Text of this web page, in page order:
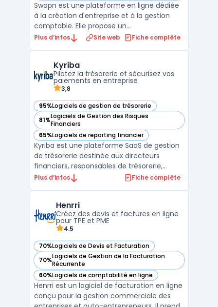
Swapn est une plateforme en ligne dédiée
à la création d'entreprise et à la gestion
comptable. Elle propose un
accompagnement personnalisé pour les
société. Swapn se distingue par des tarifs
attractifs, offrant la cré ...
Plus d’infos Site web Fiche complète
Kyriba
Pilotez la trésorerie et sécurisez vos
paiements en entreprise
3,8
95%Logiciels de gestion de trésorerie
— voir Kyriba dans cette catégorie
81%Logiciels de Gestion des Risques
Financiers
— voir Kyriba dans cette catégorie
65%Logiciels de reporting financier
— voir Kyriba dans cette catégorie
Kyriba est une plateforme SaaS de gestion
de trésorerie destinée aux directeurs
financiers, responsables de trésorerie,
architectes solutions IT, banques et
gestion des liquidités, des paiements et des
risques, tou ...
Plus d’infos Fiche complète
Henrri
Créez des devis et factures en ligne
pour TPE et PME
4.5
70%Logiciels de Devis et Facturation
— voir Henrri dans cette catégorie
70%Logiciels de Gestion de la Facturation
Récurrente
— voir Henrri dans cette catégorie
60%Logiciels de comptabilité en ligne
— voir Henrri dans cette catégorie
Henrri est un logiciel de facturation en ligne
conçu pour la gestion commerciale des